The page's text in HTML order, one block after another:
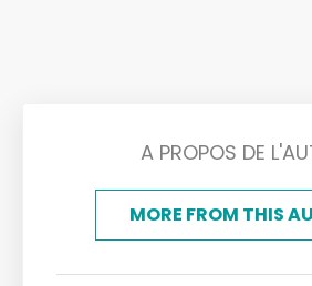
A PROPOS DE
MORE FROM THIS